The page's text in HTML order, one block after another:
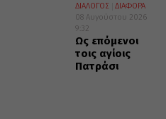
ΔΙΑΛΟΓΟΣ
ΔΙΑΦΟΡΑ
08 Αυγούστου 2026
9:32
Ως επόμενοι
τοις αγίοις
Πατράσι